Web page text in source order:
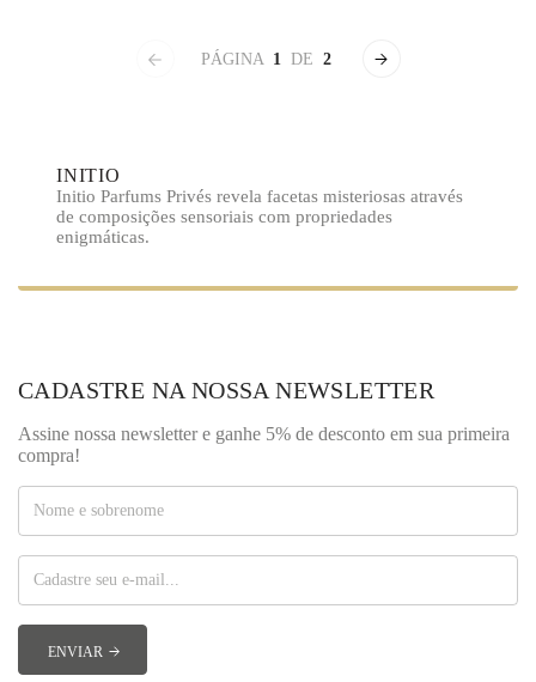
PÁGINA 1 DE 2
INITIO
Initio Parfums Privés revela facetas misteriosas através
de composições sensoriais com propriedades
enigmáticas.
CADASTRE NA NOSSA NEWSLETTER
Assine nossa newsletter e ganhe 5% de desconto em sua primeira
compra!